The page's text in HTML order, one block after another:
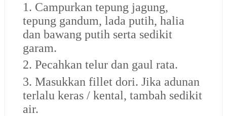
1. Campurkan tepung jagung,
tepung gandum, lada putih, halia
dan bawang putih serta sedikit
garam.
2. Pecahkan telur dan gaul rata.
3. Masukkan fillet dori. Jika adunan
terlalu keras / kental, tambah sedikit
air.